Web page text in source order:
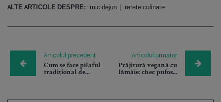
ALTE ARTICOLE DESPRE: mic dejun retete culinare
Articolul precedent
Cum se face pilaful
tradițional de...
Articolul urmator
Prăjitură vegană cu
lămâie: chec pufos...